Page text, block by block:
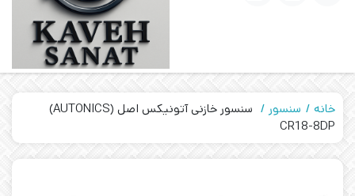
خانه سنسور
سنسور خازنی آتونیکس اصل (AUTONICS)
CR18-8DP